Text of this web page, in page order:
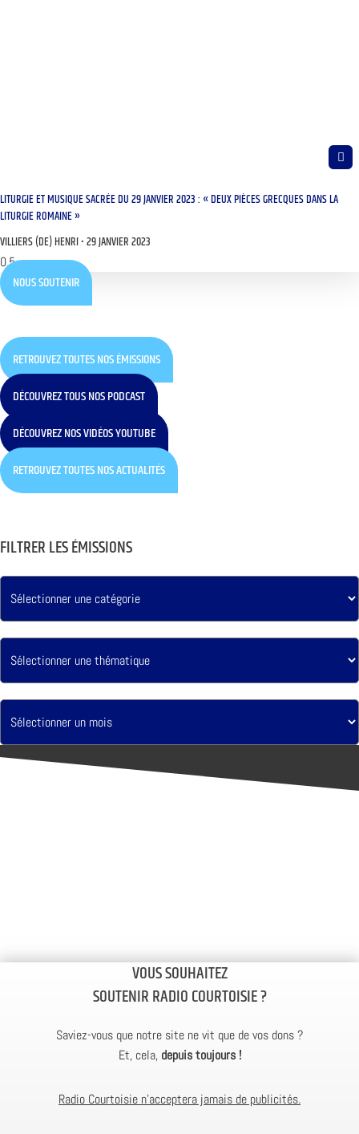
LITURGIE ET MUSIQUE SACRÉE DU 29 JANVIER 2023 : « DEUX PIÈCES GRECQUES DANS LA
LITURGIE ROMAINE »
VILLIERS (DE) HENRI 29 JANVIER 2023
NOUS SOUTENIR
RETROUVEZ TOUTES NOS ÉMISSIONS
DÉCOUVREZ TOUS NOS PODCAST
DÉCOUVREZ NOS VIDÉOS YOUTUBE
RETROUVEZ TOUTES NOS ACTUALITÉS
FILTRER LES ÉMISSIONS
VOUS SOUHAITEZ
SOUTENIR RADIO COURTOISIE ?
Saviez-vous que notre site ne vit que de vos dons ?
Et, cela, depuis toujours !
Radio Courtoisie n’acceptera jamais de publicités.